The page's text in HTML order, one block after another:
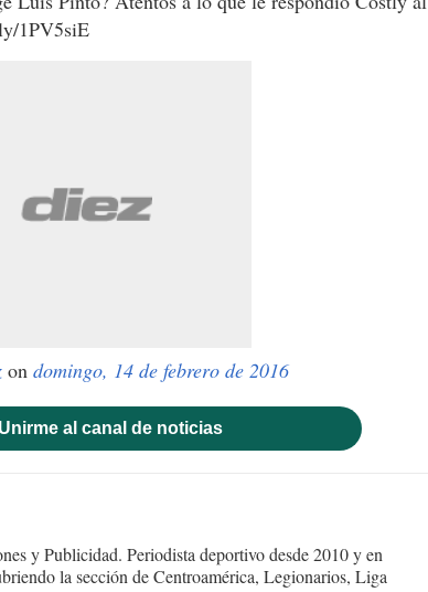
1PV5siE
on domingo, 14 de febrero de 2016
Unirme al canal de noticias
y Publicidad. Periodista deportivo desde 2010 y en
la sección de Centroamérica, Legionarios, Liga